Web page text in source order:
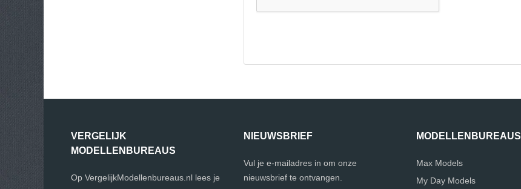
VERGELIJK
MODELLENBUREAUS
Op VergelijkModellenbureaus.nl lees je
NIEUWSBRIEF
Vul je e-mailadres in om onze
nieuwsbrief te ontvangen.
MODELLENBUREAUS
Max Models
My Day Models